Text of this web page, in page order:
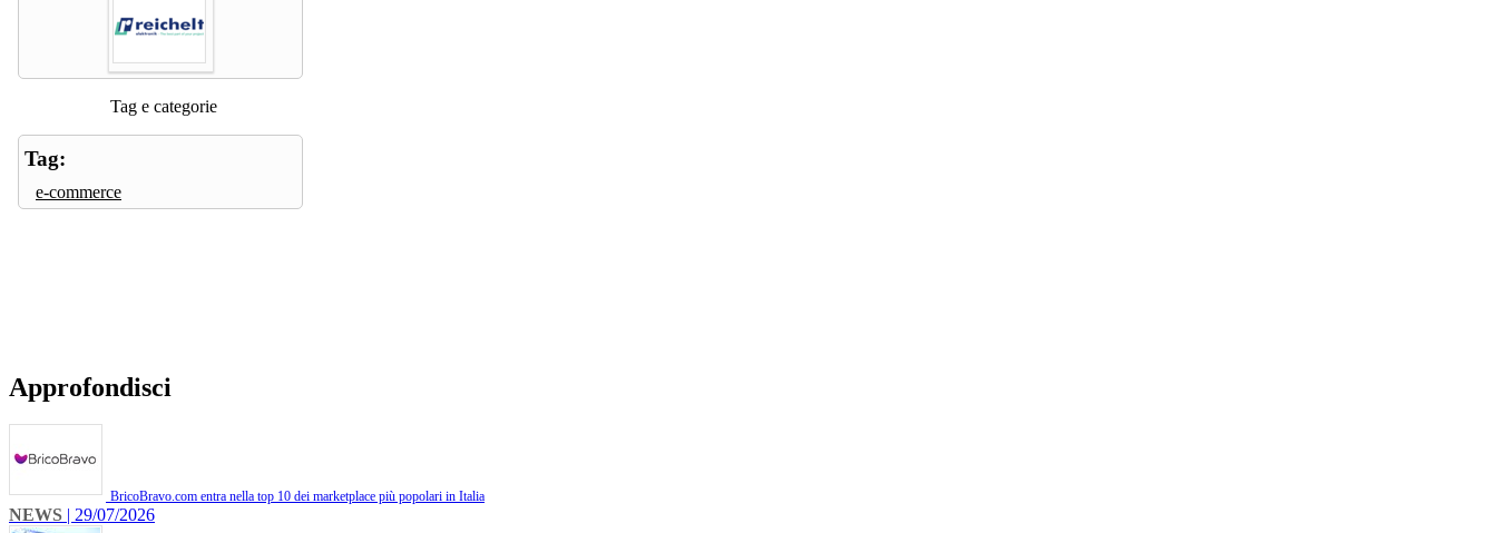
Tag e categorie
Tag:
e-commerce
Approfondisci
BricoBravo.com entra nella top 10 dei marketplace più popolari in Italia
NEWS | 29/07/2026